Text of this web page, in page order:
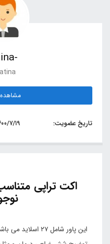
-matina
مشاهده
تاریخ عضویت: ۱۴۰۰/۷/
اکت تراپی
این پاور شامل ۲۷